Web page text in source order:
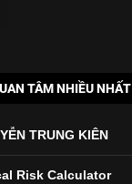
TÂM NHIỀU NHẤT
TRUNG KIÊN
Risk Calculator